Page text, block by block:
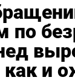
по
и